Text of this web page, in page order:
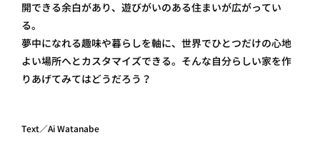
開できる余白があり、遊びがいのある住まいが広がってい
る。
夢中になれる趣味や暮らしを軸に、世界でひとつだけの心地
よい場所へとカスタマイズできる。そんな自分らしい家を作
りあげてみてはどうだろう？
Text／Ai Watanabe